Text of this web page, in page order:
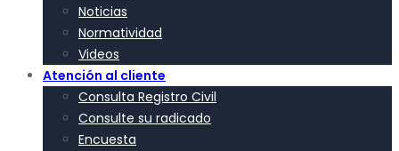
Noticias
Normatividad
Videos
Atención al cliente
Consulta Registro Civil
Consulte su radicado
Encuesta